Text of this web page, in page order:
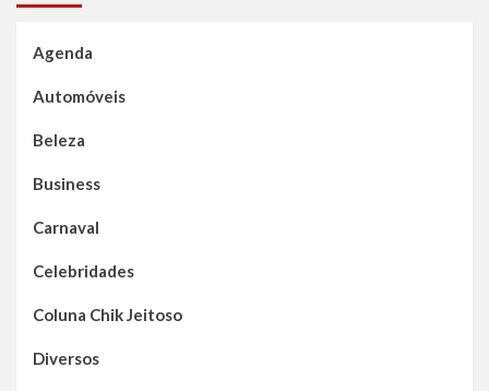
Agenda
Automóveis
Beleza
Business
Carnaval
Celebridades
Coluna Chik Jeitoso
Diversos